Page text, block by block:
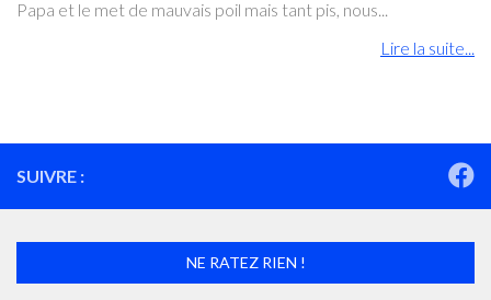
Papa et le met de mauvais poil mais tant pis, nous...
Lire la suite...
SUIVRE :
NE RATEZ RIEN !